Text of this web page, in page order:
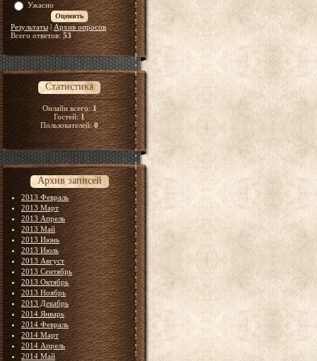
Ужасно
Результаты| Архив опросов
Всего ответов:53
Статистика
Онлайн всего:1
Гостей:1
Пользователей:0
Архив записей
2013 Февраль
2013 Март
2013 Апрель
2013 Май
2013 Июнь
2013 Июль
2013 Август
2013 Сентябрь
2013 Октябрь
2013 Ноябрь
2013 Декабрь
2014 Январь
2014 Февраль
2014 Март
2014 Апрель
2014 Май